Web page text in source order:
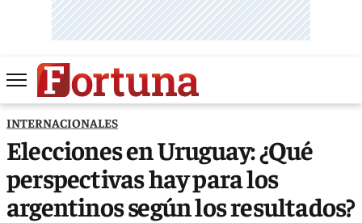
INTERNACIONALES
Elecciones en Uruguay: ¿Qué
perspectivas hay para los
argentinos según los resultados?